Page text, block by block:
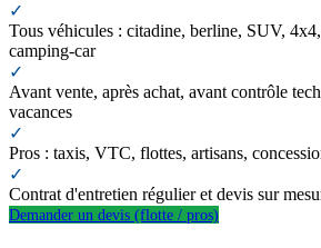
✓
Tous véhicules : citadine, berline, SUV,
camping-car
✓
Avant vente, après achat, avant contrôle
vacances
✓
Pros : taxis, VTC, flottes, artisans,
✓
Contrat d'entretien régulier et devis sur
Demander un devis (flotte / pros)